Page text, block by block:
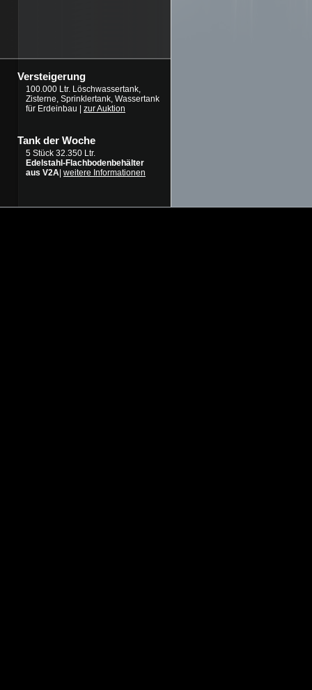
Versteigerung
100.000 Ltr. Löschwassertank,
Zisterne, Sprinklertank, Wassertank
für Erdeinbau | zur Auktion
Tank der Woche
5 Stück 32.350 Ltr.
Edelstahl-Flachbodenbehälter
aus V2A weitere Informationen